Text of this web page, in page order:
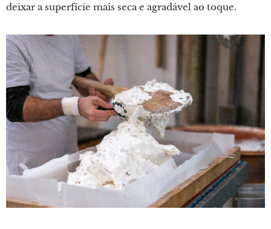
deixar a superfície mais seca e agradável ao toque.